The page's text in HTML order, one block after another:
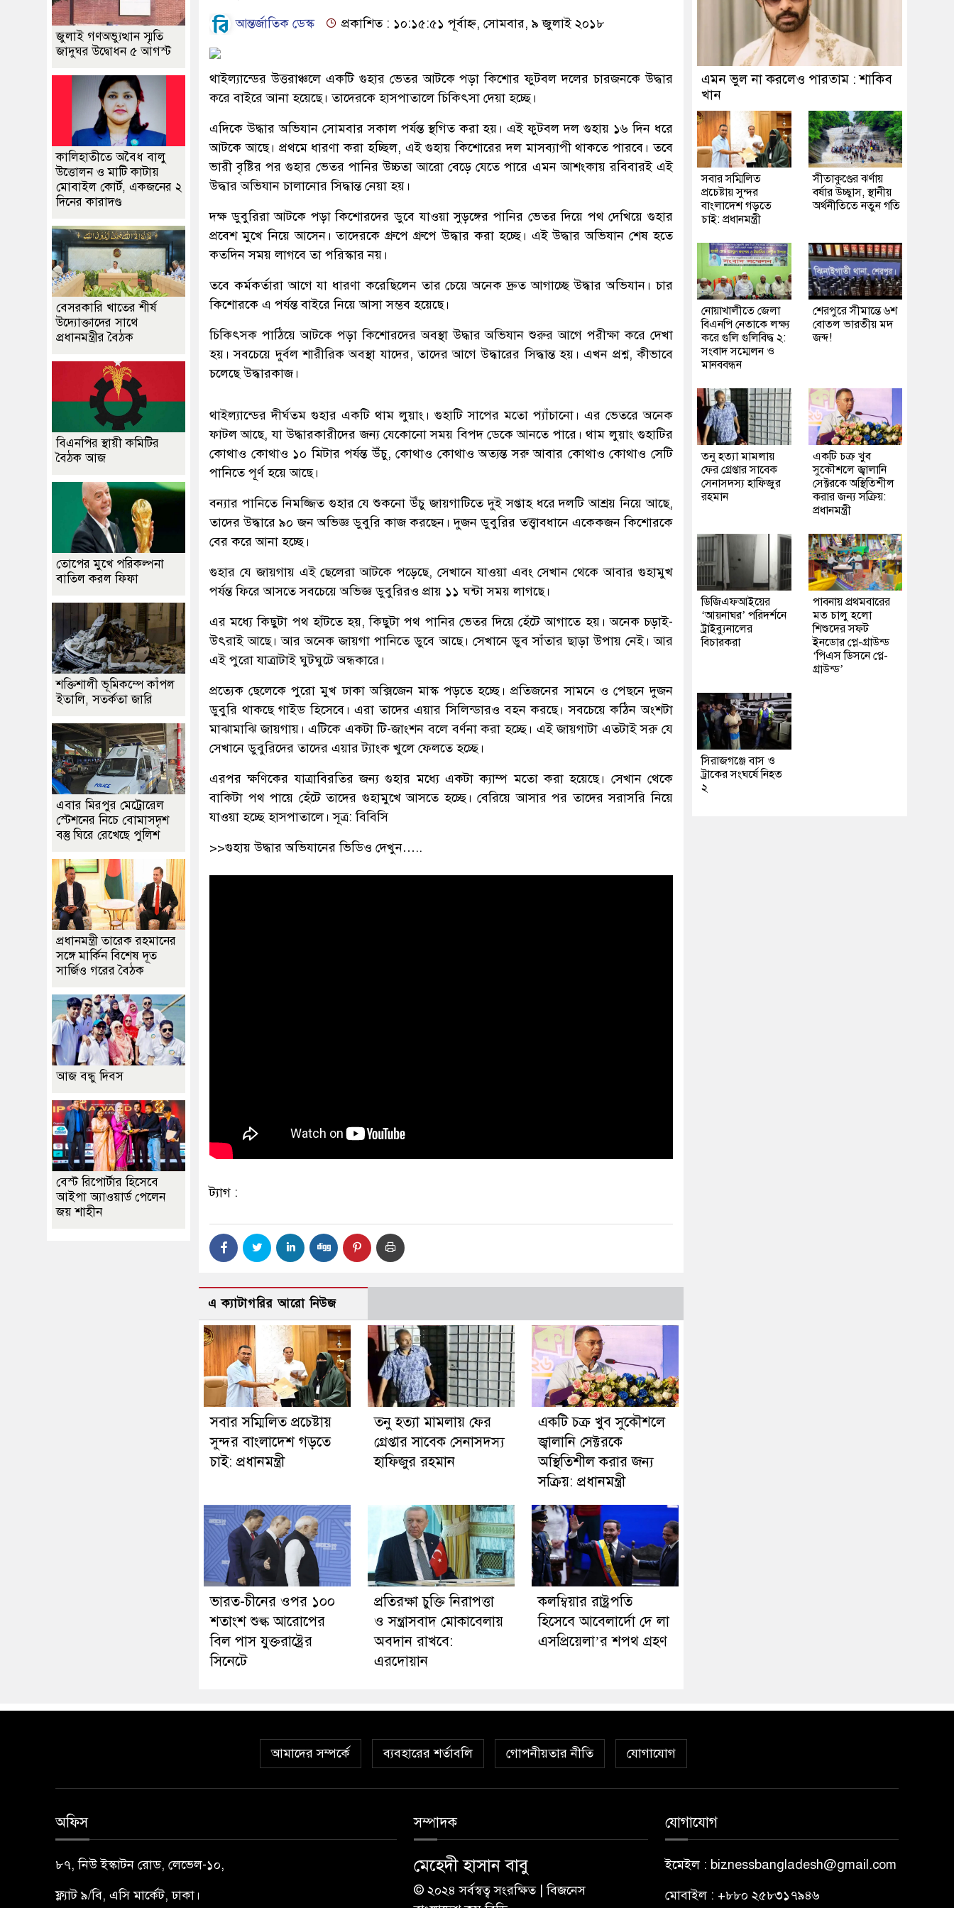
আন্তর্জাতিক ডেস্ক প্রকাশিত : ১০:১৫:৫১ পূর্বাহ্ন, সোমবার, ৯ জুলাই ২০১৮
থাইল্যান্ডের উত্তরাঞ্চলে একটি গুহার ভেতর আটকে পড়া কিশোর ফুটবল দলের চারজনকে উদ্ধার
করে বাইরে আনা হয়েছে। তাদেরকে হাসপাতালে চিকিৎসা দেয়া হচ্ছে।
এদিকে উদ্ধার অভিযান সোমবার সকাল পর্যন্ত স্থগিত করা হয়। এই ফুটবল দল গুহায় ১৬ দিন ধরে
আটকে আছে। প্রথমে ধারণা করা হচ্ছিল, এই গুহায় কিশোরের দল মাসব্যাপী থাকতে পারবে। তবে
ভারী বৃষ্টির পর গুহার ভেতর পানির উচ্চতা আরো বেড়ে যেতে পারে এমন আশংকায় রবিবারই এই
উদ্ধার অভিযান চালানোর সিদ্ধান্ত নেয়া হয়।
দক্ষ ডুবুরিরা আটকে পড়া কিশোরদের ডুবে যাওয়া সুড়ঙ্গের পানির ভেতর দিয়ে পথ দেখিয়ে গুহার
প্রবেশ মুখে নিয়ে আসেন। তাদেরকে গ্রুপে গ্রুপে উদ্ধার করা হচ্ছে। এই উদ্ধার অভিযান শেষ হতে
কতদিন সময় লাগবে তা পরিস্কার নয়।
তবে কর্মকর্তারা আগে যা ধারণা করেছিলেন তার চেয়ে অনেক দ্রুত আগাচ্ছে উদ্ধার অভিযান। চার
কিশোরকে এ পর্যন্ত বাইরে নিয়ে আসা সম্ভব হয়েছে।
চিকিৎসক পাঠিয়ে আটকে পড়া কিশোরদের অবস্থা উদ্ধার অভিযান শুরুর আগে পরীক্ষা করে দেখা
হয়। সবচেয়ে দুর্বল শারীরিক অবস্থা যাদের, তাদের আগে উদ্ধারের সিদ্ধান্ত হয়। এখন প্রশ্ন, কীভাবে
চলেছে উদ্ধারকাজ।
থাইল্যান্ডের দীর্ঘতম গুহার একটি থাম লুয়াং। গুহাটি সাপের মতো প্যাঁচানো। এর ভেতরে অনেক
ফাটল আছে, যা উদ্ধারকারীদের জন্য যেকোনো সময় বিপদ ডেকে আনতে পারে। থাম লুয়াং গুহাটির
কোথাও কোথাও ১০ মিটার পর্যন্ত উঁচু, কোথাও কোথাও অত্যন্ত সরু আবার কোথাও কোথাও সেটি
পানিতে পূর্ণ হয়ে আছে।
বন্যার পানিতে নিমজ্জিত গুহার যে শুকনো উঁচু জায়গাটিতে দুই সপ্তাহ ধরে দলটি আশ্রয় নিয়ে আছে,
তাদের উদ্ধারে ৯০ জন অভিজ্ঞ ডুবুরি কাজ করছেন। দুজন ডুবুরির তত্ত্বাবধানে একেকজন কিশোরকে
বের করে আনা হচ্ছে।
গুহার যে জায়গায় এই ছেলেরা আটকে পড়েছে, সেখানে যাওয়া এবং সেখান থেকে আবার গুহামুখ
পর্যন্ত ফিরে আসতে সবচেয়ে অভিজ্ঞ ডুবুরিরও প্রায় ১১ ঘন্টা সময় লাগছে।
এর মধ্যে কিছুটা পথ হাঁটতে হয়, কিছুটা পথ পানির ভেতর দিয়ে হেঁটে আগাতে হয়। অনেক চড়াই-
উৎরাই আছে। আর অনেক জায়গা পানিতে ডুবে আছে। সেখানে ডুব সাঁতার ছাড়া উপায় নেই। আর
এই পুরো যাত্রাটাই ঘুটঘুটে অন্ধকারে।
প্রত্যেক ছেলেকে পুরো মুখ ঢাকা অক্সিজেন মাস্ক পড়তে হচ্ছে। প্রতিজনের সামনে ও পেছনে দুজন
ডুবুরি থাকছে গাইড হিসেবে। এরা তাদের এয়ার সিলিন্ডারও বহন করছে। সবচেয়ে কঠিন অংশটা
মাঝামাঝি জায়গায়। এটিকে একটা টি-জাংশন বলে বর্ণনা করা হচ্ছে। এই জায়গাটা এতটাই সরু যে
সেখানে ডুবুরিদের তাদের এয়ার ট্যাংক খুলে ফেলতে হচ্ছে।
এরপর ক্ষণিকের যাত্রাবিরতির জন্য গুহার মধ্যে একটা ক্যাম্প মতো করা হয়েছে। সেখান থেকে
বাকিটা পথ পায়ে হেঁটে তাদের গুহামুখে আসতে হচ্ছে। বেরিয়ে আসার পর তাদের সরাসরি নিয়ে
যাওয়া হচ্ছে হাসপাতালে। সূত্র: বিবিসি
>>গুহায় উদ্ধার অভিযানের ভিডিও দেখুন…..
ট্যাগ :
এ ক্যাটাগরির আরো নিউজ
সবার সম্মিলিত প্রচেষ্টায়
সুন্দর বাংলাদেশ গড়তে
চাই: প্রধানমন্ত্রী
তনু হত্যা মামলায় ফের
গ্রেপ্তার সাবেক সেনাসদস্য
হাফিজুর রহমান
একটি চক্র খুব সুকৌশলে
জ্বালানি সেক্টরকে
অস্থিতিশীল করার জন্য
সক্রিয়: প্রধানমন্ত্রী
ভারত-চীনের ওপর ১০০
শতাংশ শুল্ক আরোপের
বিল পাস যুক্তরাষ্ট্রের
সিনেটে
প্রতিরক্ষা চুক্তি নিরাপত্তা
ও সন্ত্রাসবাদ মোকাবেলায়
অবদান রাখবে:
এরদোয়ান
কলম্বিয়ার রাষ্ট্রপতি
হিসেবে আবেলার্দো দে লা
এসপ্রিয়েলা’র শপথ গ্রহণ
জুলাই গণঅভ্যুত্থান স্মৃতি
জাদুঘর উদ্বোধন ৫ আগস্ট
কালিহাতীতে অবৈধ বালু
উত্তোলন ও মাটি কাটায়
মোবাইল কোর্ট, একজনের ২
দিনের কারাদণ্ড
বেসরকারি খাতের শীর্ষ
উদ্যোক্তাদের সাথে
প্রধানমন্ত্রীর বৈঠক
বিএনপির স্থায়ী কমিটির
বৈঠক আজ
তোপের মুখে পরিকল্পনা
বাতিল করল ফিফা
শক্তিশালী ভূমিকম্পে কাঁপল
ইতালি, সতর্কতা জারি
এবার মিরপুর মেট্রোরেল
স্টেশনের নিচে বোমাসদৃশ
বস্তু ঘিরে রেখেছে পুলিশ
প্রধানমন্ত্রী তারেক রহমানের
সঙ্গে মার্কিন বিশেষ দূত
সার্জিও গরের বৈঠক
আজ বন্ধু দিবস
বেস্ট রিপোর্টার হিসেবে
আইপা অ্যাওয়ার্ড পেলেন
জয় শাহীন
এমন ভুল না করলেও পারতাম : শাকিব
খান
সবার সম্মিলিত
প্রচেষ্টায় সুন্দর
বাংলাদেশ গড়তে
চাই: প্রধানমন্ত্রী
সীতাকুণ্ডের ঝর্ণায়
বর্ষার উচ্ছ্বাস, স্থানীয়
অর্থনীতিতে নতুন গতি
নোয়াখালীতে জেলা
বিএনপি নেতাকে লক্ষ্য
করে গুলি গুলিবিদ্ধ ২:
সংবাদ সম্মেলন ও
মানববন্ধন
শেরপুরে সীমান্তে ৬শ
বোতল ভারতীয় মদ
জব্দ!
তনু হত্যা মামলায়
ফের গ্রেপ্তার সাবেক
সেনাসদস্য হাফিজুর
রহমান
একটি চক্র খুব
সুকৌশলে জ্বালানি
সেক্টরকে অস্থিতিশীল
করার জন্য সক্রিয়:
প্রধানমন্ত্রী
ডিজিএফআইয়ের
‘আয়নাঘর’ পরিদর্শনে
ট্রাইব্যুনালের
বিচারকরা
পাবনায় প্রথমবারের
মত চালু হলো
শিশুদের সফট
ইনডোর প্লে-গ্রাউন্ড
‘পিএস ডিসনে প্লে-
গ্রাউন্ড’
সিরাজগঞ্জে বাস ও
ট্রাকের সংঘর্ষে নিহত
২
আমাদের সম্পর্কে ব্যবহারের শর্তাবলি গোপনীয়তার নীতি যোগাযোগ
অফিস
৮৭, নিউ ইস্কাটন রোড, লেভেল-১০,
ফ্ল্যাট ৯/বি, এসি মার্কেট, ঢাকা।
সম্পাদক
মেহেদী হাসান বাবু
© ২০২৪ সর্বস্বত্ব সংরক্ষিত | বিজনেস
যোগাযোগ
ইমেইল : biznessbangladesh@gmail.com
মোবাইল : +৮৮০ ২৫৮৩১৭৯৪৬